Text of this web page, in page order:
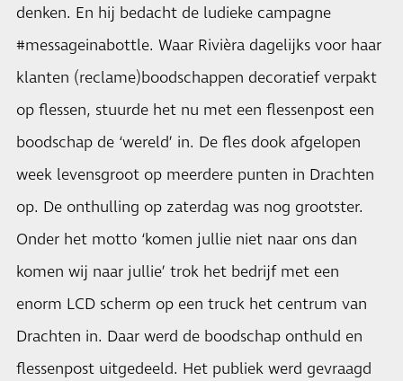
denken. En hij bedacht de ludieke campagne
#messageinabottle. Waar Rivièra dagelijks voor haar
klanten (reclame)boodschappen decoratief verpakt
op flessen, stuurde het nu met een flessenpost een
boodschap de ‘wereld’ in. De fles dook afgelopen
week levensgroot op meerdere punten in Drachten
op. De onthulling op zaterdag was nog grootster.
Onder het motto ‘komen jullie niet naar ons dan
komen wij naar jullie’ trok het bedrijf met een
enorm LCD scherm op een truck het centrum van
Drachten in. Daar werd de boodschap onthuld en
flessenpost uitgedeeld. Het publiek werd gevraagd